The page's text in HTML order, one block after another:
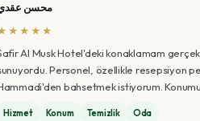
محسن
Al Musk Hotel'deki konaklamam
Personel, özellikle resepsiyon
bahsetmek istiyorum.
Hizmet Konum Temizlik Oda